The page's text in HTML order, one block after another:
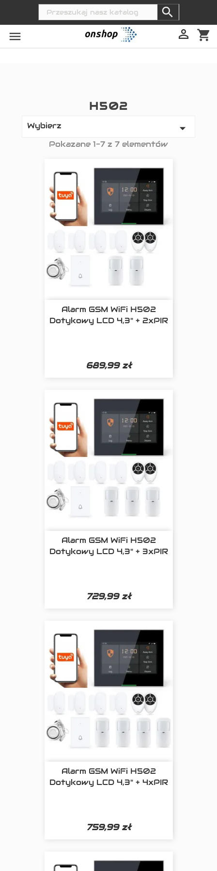


shopping_cart

H502
Wybierz 
Pokazane 1-7 z 7 elementów
Alarm GSM WiFi H502
Dotykowy LCD 4,3" + 2xPIR
689,99 zł
Alarm GSM WiFi H502
Dotykowy LCD 4,3" + 3xPIR
729,99 zł
Alarm GSM WiFi H502
Dotykowy LCD 4,3" + 4xPIR
759,99 zł